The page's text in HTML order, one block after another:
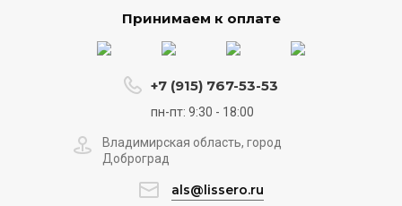
Принимаем к оплате
+7 (915) 767-53-53
пн-пт: 9:30 - 18:00
Владимирская область, город
Доброград
als@lissero.ru